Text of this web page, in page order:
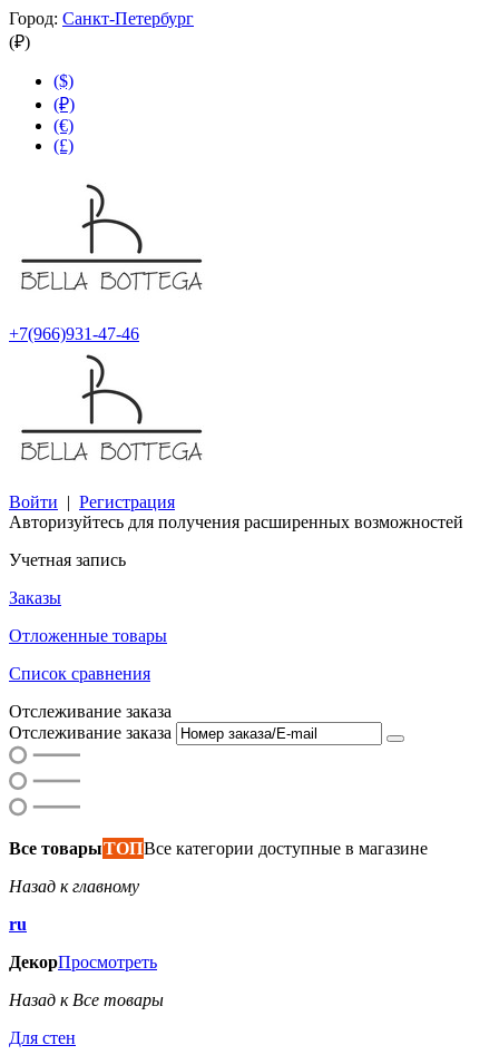
Город: Санкт-Петербург
(₽)
($)
(₽)
(€)
(£)
+7(966)931-47-46
Войти | Регистрация
Авторизуйтесь для получения расширенных возможностей
Учетная запись
Заказы
Отложенные товары
Список сравнения
Отслеживание заказа
Отслеживание заказа
Все товарыТОПВсе категории доступные в магазине
Назад к главному
ru
ДекорПросмотреть
Назад к Все товары
Для стен